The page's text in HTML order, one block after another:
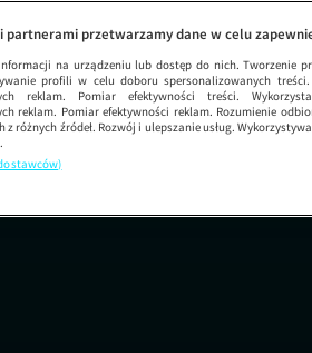
Sędzia
partnerami przetwarzamy dane w celu
na urządzeniu lub dostęp do nich. Tworzenie
profili w celu doboru spersonalizowanych
reklam. Pomiar efektywności treści.
reklam. Pomiar efektywności reklam. Rozumienie
z różnych źródeł. Rozwój i ulepszanie usług.